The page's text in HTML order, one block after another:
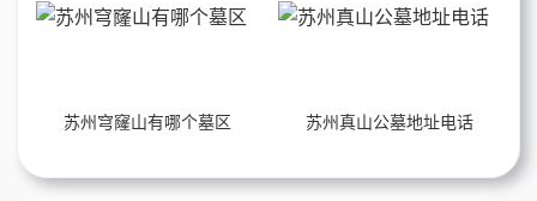
苏州穹窿山有哪个墓区 苏州真山公墓地址电话